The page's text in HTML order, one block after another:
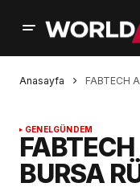
Anasayfa FABTECH
GENELGÜNDEM
BURSA